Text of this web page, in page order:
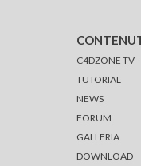
C4DZONE TV
TUTORIAL
NEWS
FORUM
GALLERIA
DOWNLOAD